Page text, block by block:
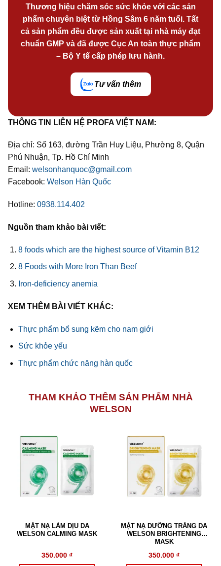
Thương hiệu chăm sóc sức khỏe với các sản
phẩm chuyên biệt từ Hồng Sâm 6 năm tuổi. Tất
cả sản phẩm đều được sản xuất tại nhà máy đạt
chuẩn GMP và đã được Cục An toàn thực phẩm
– Bộ Y tế cấp phép lưu hành.
Tư vấn thêm
THÔNG TIN LIÊN HỆ PROFA VIỆT NAM:
Địa chỉ: Số 163, đường Trần Huy Liệu, Phường 8, Quận
Phú Nhuận, Tp. Hồ Chí Minh
Email: welsonhanquoc@gmail.com
Facebook: Welson Hàn Quốc
Hotline: 0938.114.402
Nguồn tham khảo bài viết:
8 foods which are the highest source of Vitamin B12
8 Foods with More Iron Than Beef
Iron-deficiency anemia
XEM THÊM BÀI VIẾT KHÁC:
Thực phẩm bổ sung kẽm cho nam giới
Sức khỏe yếu​
Thực phẩm chức năng hàn quốc
THAM KHẢO THÊM SẢN PHẨM NHÀ
WELSON
MẶT NẠ LÀM DỊU DA
WELSON CALMING MASK
350.000 ₫
MẶT NẠ DƯỠNG TRẮNG DA
WELSON BRIGHTENING
MASK
350.000 ₫